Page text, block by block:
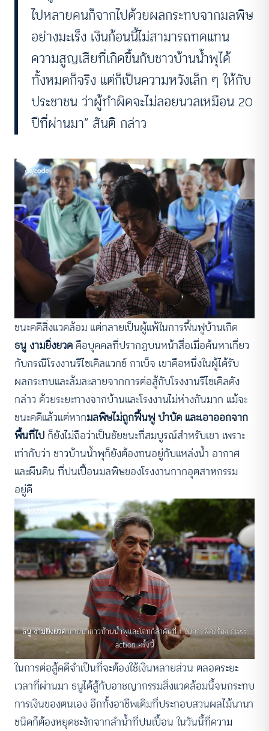
ไปหลายคนก็จากไปด้วยผลกระทบจากมลพิษ
อย่างมะเร็ง เงินก้อนนี้ไม่สามารถทดแทน
ความสูญเสียที่เกิดขึ้นกับชาวบ้านน้ำพุได้
ทั้งหมดก็จริง แต่ก็เป็นความหวังเล็ก ๆ ให้กับ
ประชาชน ว่าผู้ทำผิดจะไม่ลอยนวลเหมือน 20
ปีที่ผ่านมา” สันติ กล่าว
ชนะคดีสิ่งแวดล้อม แต่กลายเป็นผู้แพ้ในการฟื้นฟูบ้านเกิด
ธนู งามยิ่งยวดคือบุคคลที่ปรากฏบนหน้าสื่อเมื่อค้นหาเกี่ยว
กับกรณีโรงงานรีไซเคิลแวกซ์ กาเบ็จ เขาคือหนึ่งในผู้ได้รับ
ผลกระทบและล้มละลายจากการต่อสู้กับโรงงานรีไซเคิลดัง
กล่าว ด้วยระยะทางจากบ้านและโรงงานไม่ห่างกันมาก แม้จะ
ชนะคดีแล้วแต่หากมลพิษไม่ถูกฟื้นฟู บำบัด และเอาออกจาก
พื้นที่ไปก็ยังไม่ถือว่าเป็นชัยชนะที่สมบูรณ์สำหรับเขา เพราะ
เท่ากับว่า ชาวบ้านน้ำพุก็ยังต้องทนอยู่กับแหล่งน้ำ อากาศ
และผืนดิน ที่ปนเปื้อนมลพิษของโรงงานกากอุตสาหกรรม
อยู่ดี
ธนู งามยิ่งยวดแกนนำชาวบ้านน้ำพุและโจทก์ลำดับที่ 1 ในการฟ้องร้อง Class
action ครั้งนี้
ในการต่อสู้คดีจำเป็นที่จะต้องใช้เงินหลายส่วน ตลอดระยะ
เวลาที่ผ่านมา ธนูได้สู้กับอาชญากรรมสิ่งแวดล้อมนี้จนกระทบ
การเงินของตนเอง อีกทั้งอาชีพเดิมที่ประกอบสวนผลไม้นานา
ชนิดก็ต้องหยุดชะงักจากลำน้ำที่ปนเปื้อน ในวันนี้ที่ความ